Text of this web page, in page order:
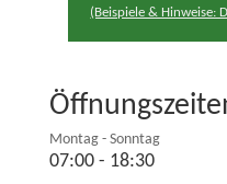
(Beispiele & Hinweise:
Montag - Sonntag
07:00 - 18:30